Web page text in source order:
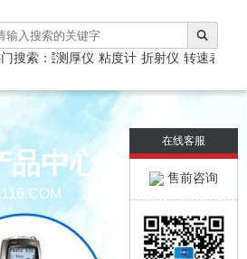
搜索：
涂层测厚仪 粘度计 折射仪 转速表
品中心
在线客服
售前咨询